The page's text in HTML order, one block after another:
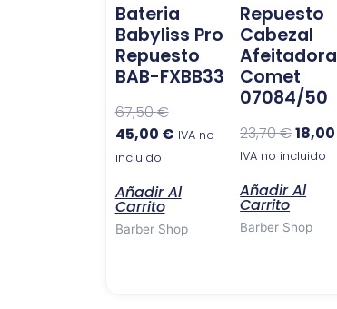
Bateria
Babyliss Pro
Repuesto
BAB-FXBB33
67,50€
45,00 € IVA no
incluido
Añadir Al
Carrito
Barber Shop
Repuesto
Cabezal
Afeitadora
Comet
07084/50
23,70€18,00
IVA no incluido
Añadir Al
Carrito
Barber Shop